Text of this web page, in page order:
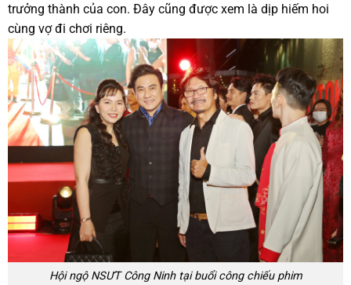
trưởng thành của con. Đây cũng được xem là dịp hiếm hoi
cùng vợ đi chơi riêng.
Hội ngộ NSƯT Công Ninh tại buổi công chiếu phim